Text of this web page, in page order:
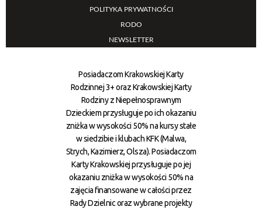
POLITYKA PRYWATNOŚCI
RODO
NEWSLETTER
Posiadaczom Krakowskiej Karty
Rodzinnej 3+ oraz Krakowskiej Karty
Rodziny z Niepełnosprawnym
Dzieckiem przysługuje po ich okazaniu
zniżka w wysokości 50% na kursy stałe
w siedzibie i klubach KFK (Malwa,
Strych, Kazimierz, Olsza). Posiadaczom
Karty Krakowskiej przysługuje po jej
okazaniu zniżka w wysokości 50% na
zajęcia finansowane w całości przez
Rady Dzielnic oraz wybrane projekty